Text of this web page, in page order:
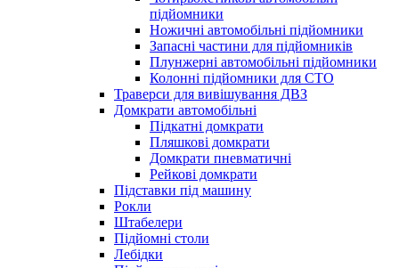
підйомники
Ножичні автомобільні підйомники
Запасні частини для підйомників
Плунжерні автомобільні підйомники
Колонні підйомники для СТО
Траверси для вивішування ДВЗ
Домкрати автомобільні
Підкатні домкрати
Пляшкові домкрати
Домкрати пневматичні
Рейкові домкрати
Підставки під машину
Рокли
Штабелери
Підйомні столи
Лебідки